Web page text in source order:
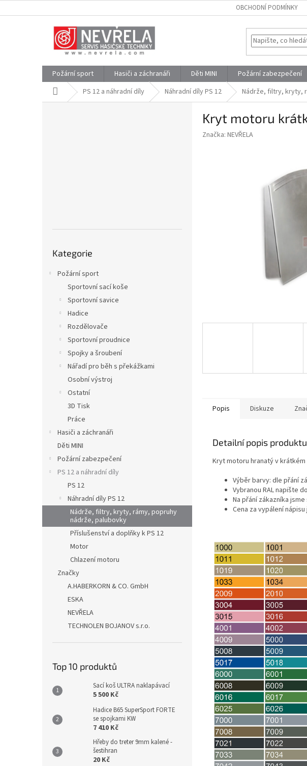
na
OBCHODNÍ PODMÍNKY
Požární sport Hasiči a záchranáři Děti MINI Požární zabezpečení
Domů PS 12 a náhradní díly Náhradní díly PS 12 Nádrže, filtry, kryty,
kategorie
Kategorie
Požární sport
Sportovní sací koše
Sportovní savice
Hadice
Rozdělovače
Sportovní proudnice
Spojky a šroubení
Nářadí pro běh s překážkami
Osobní výstroj
Ostatní
3D Tisk
Práce
Hasiči a záchranáři
Děti MINI
Požární zabezpečení
PS 12 a náhradní díly
PS 12
Náhradní díly PS 12
Nádrže, filtry, kryty, rámy, popruhy
nádrže, palubovky
Příslušenství a doplňky k PS 12
Motor
Chlazení motoru
Značky
A.HABERKORN & CO. GmbH
ESKA
NEVŘELA
TECHNOLEN BOJANOV s.r.o.
Top 10 produktů
Sací koš ULTRA naklapávací
5 500 Kč
Hadice B65 SuperSport FORTE
se spojkami KW
7 410 Kč
Hřeby do treter 9mm kalené -
šestihran
20 Kč
Kryt motoru
Značka: NEVŘELA
Popis Diskuze
Detailní popis produktu
Kryt motoru hranatý v
Výběr barvy: dle přání
Vybranou RAL napište
Na přání zákazníka
Cena za vypálení